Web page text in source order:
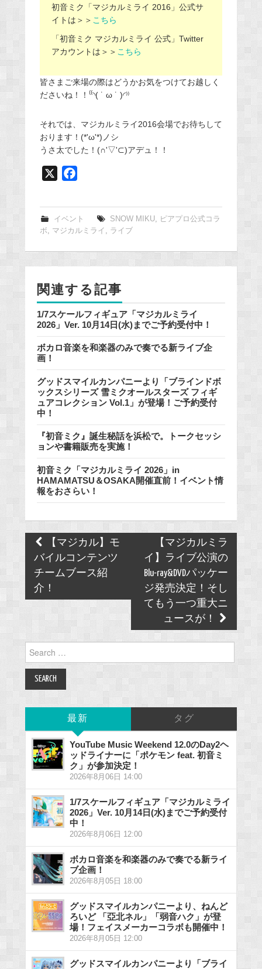
初音ミク「マジカルミライ 2016」公式サ
イトは＞＞ こちら
「初音ミク マジカルミライ 公式」Twitter
アカウントは＞＞ こちら
皆さまご来場の際はどうかお気をつけてお越しく
ださいね！！⁽⁽◝( ˙ ω ˙ )◜⁾⁾
それでは、マジカルミライ2016会場でお待ちして
おります！(*'ω'*)ノシ
うさ太でした！(∩'▽'⊂)アデュ！！
e
b
o
o
イベント SNOW MIKU, ピアプロ公式コラ
ボ, マジカルミライ , ライブ
関連する記事
1/7スケールフィギュア「マジカルミライ
2026」Ver. 10月14日(水)までご予約受付中！
ボカロ音楽を和楽器のみで奏でる新ライブ企
画！
グッドスマイルカンパニーより「ブラインドボ
ックスシリーズ 雪ミクオールスターズ フィギ
ュアコレクション Vol.1」が登場！ご予約受付
中！
『初音ミク』誕生秘話を浜松で。トークセッシ
ョンや書籍販売を実施！
初音ミク「マジカルミライ 2026」in
HAMAMATSU＆OSAKA開催直前！イベント情
報をおさらい！
Post
navigation
【マジカル】モ
バイルコンテンツ
チームブース紹
介！
【マジカルミラ
イ】ライブ公演の
Blu-ray&DVDパッケー
ジ発売決定！そし
てもう一つ重大ニ
ュースが！
Search
for:
最新 タグ
YouTube Music Weekend 12.0のDay2ヘ
ッドライナーに「ポケモン feat. 初音ミ
ク」が参加決定！
2026年8月06日 14:00
1/7スケールフィギュア「マジカルミライ
2026」Ver. 10月14日(水)までご予約受付
中！
2026年8月06日 12:00
ボカロ音楽を和楽器のみで奏でる新ライ
ブ企画！
2026年8月05日 18:00
グッドスマイルカンパニーより、ねんど
ろいど 「亞北ネル」「弱音ハク」が登
場！フェイスメーカーコラボも開催中！
2026年8月05日 12:00
グッドスマイルカンパニーより「ブライ